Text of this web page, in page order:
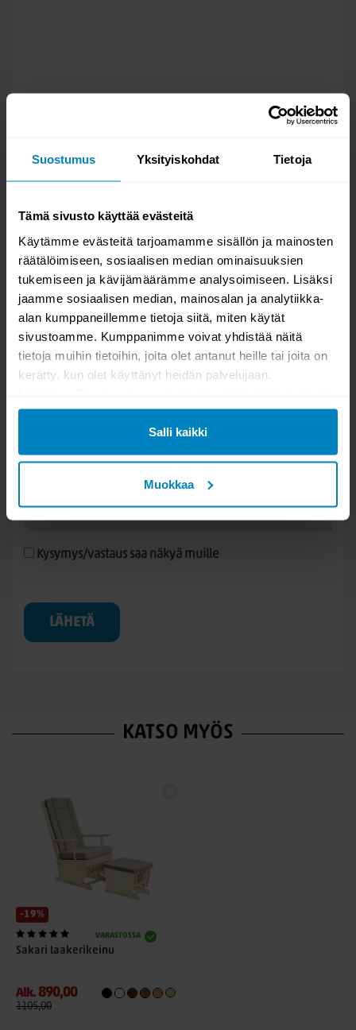
Suostumus Yksityiskohdat Tietoja
Tämä sivusto käyttää evästeitä
Käytämme evästeitä tarjoamamme sisällön ja mainosten
räätälöimiseen, sosiaalisen median ominaisuuksien
tukemiseen ja kävijämäärämme analysoimiseen. Lisäksi
jaamme sosiaalisen median, mainosalan ja analytiikka-
alan kumppaneillemme tietoja siitä, miten käytät
sivustoamme. Kumppanimme voivat yhdistää näitä
tietoja muihin tietoihin, joita olet antanut heille tai joita on
kerätty, kun olet käyttänyt heidän palvelujaan.
Salli kaikki
Muokkaa
Kysy kysymys
Sakari laakerikeinun rahi
Kysymys/vastaus saa näkyä muille
LÄHETÄ
KATSO MYÖS
-19%
VARASTOSSA
Sakari laakerikeinu
Alk. 890,00
1105,00